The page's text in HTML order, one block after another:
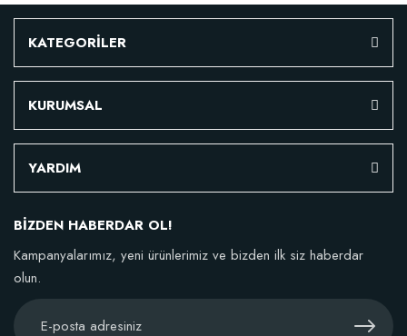
23,17 TL
Stokta Yok
KATEGORİLER
KURUMSAL
YARDIM
BİZDEN HABERDAR OL!
Kampanyalarımız, yeni ürünlerimiz ve bizden ilk siz haberdar
olun.